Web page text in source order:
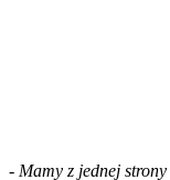
- Mamy z jednej